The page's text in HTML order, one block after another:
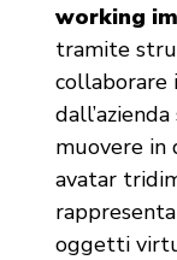
working
tramite
collaborare
muovere in
avatar
oggetti